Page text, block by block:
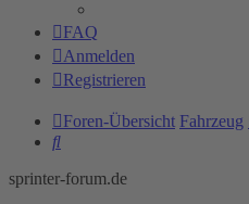
FAQ
Anmelden
Registrieren
Foren-Übersicht Fahrzeug
Suche
sprinter-forum.de